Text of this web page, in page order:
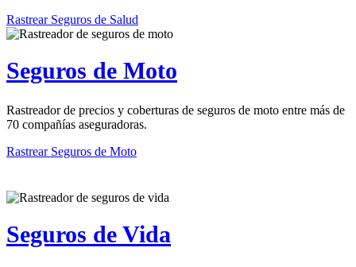
Rastrear Seguros de Salud
Seguros de Moto
Rastreador de precios y coberturas de seguros de moto entre más de
70 compañías aseguradoras.
Rastrear Seguros de Moto
Seguros de Vida